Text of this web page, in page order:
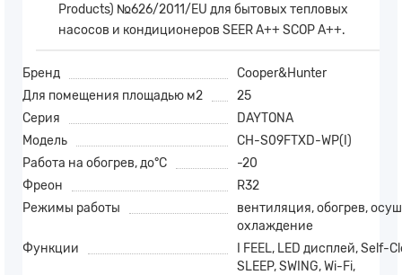
Products) №626/2011/EU для бытовых тепловых
насосов и кондиционеров SEER A++ SCOP A++.
Бренд
Cooper&Hunter
Для помещения площадью м2
25
Серия
DAYTONA
Модель
CH-S09FTXD-WP(I)
Работа на обогрев, до°С
-20
Фреон
R32
Режимы работы
вентиляция, обогрев,
охлаждение
Функции
I FEEL, LED дисплей, Self-
SLEEP, SWING, Wi-Fi,